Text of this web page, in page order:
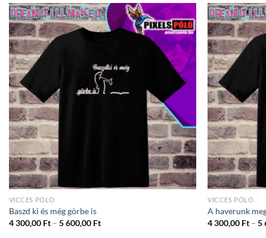
600,00 Ft
VICCES PÓLÓ
Baszd ki és még görbe is
4 300,00 Ft – 5 600,00 FtÁrtartomány:
VICCES PÓLÓ
A haverunk
4 300,00 Ft – 5